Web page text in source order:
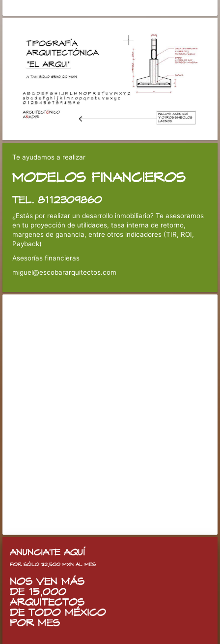
Te ayudamos a realizar
MODELOS FINANCIEROS
TEL. 8112309860
¿Estás por realizar un desarrollo inmobiliario? Te asesoramos
en tu proyección de utilidades, tasa interna de retorno,
margenes de ganancia, entre otros indicadores (TIR, ROI,
Payback)
Asesorías financieras
miguel@escobararquitectos.com
ANUNCIATE AQUÍ
POR SÓLO $2,500 MXN AL MES
NOS VEN MÁS
DE 15,000
ARQUITECTOS
DE TODO MÉXICO
POR MES